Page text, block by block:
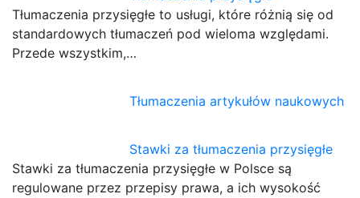
Tłumaczenia przysięgłe to usługi, które różnią się od
standardowych tłumaczeń pod wieloma względami.
Przede wszystkim,…
Tłumaczenia artykułów naukowych
Stawki za tłumaczenia przysięgłe
Stawki za tłumaczenia przysięgłe w Polsce są
regulowane przez przepisy prawa, a ich wysokość